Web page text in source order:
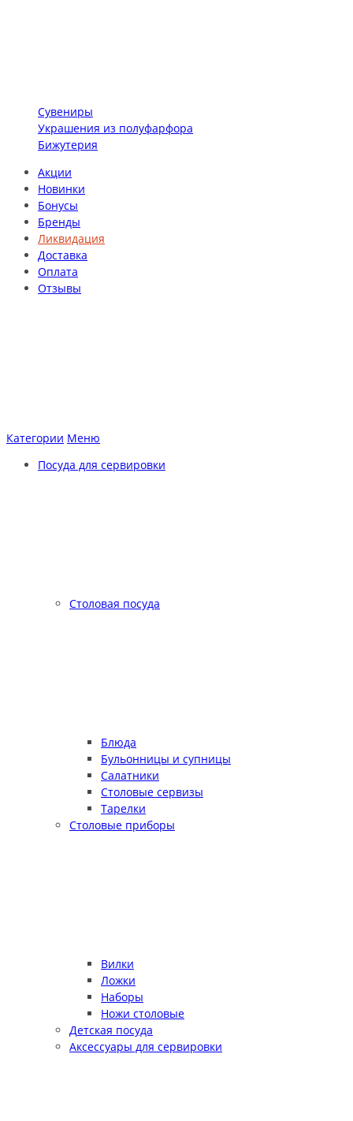
Сувениры
Украшения из полуфарфора
Бижутерия
Акции
Новинки
Бонусы
Бренды
Ликвидация
Доставка
Оплата
Отзывы
Категории Меню
Посуда для сервировки
Столовая посуда
Блюда
Бульонницы и супницы
Салатники
Столовые сервизы
Тарелки
Столовые приборы
Вилки
Ложки
Наборы
Ножи столовые
Детская посуда
Аксессуары для сервировки